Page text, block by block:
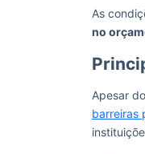
As
no
Apesar
barreiras